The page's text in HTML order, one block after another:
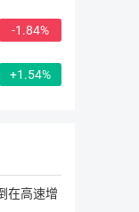
-1.84%
+1.54%
在高速增